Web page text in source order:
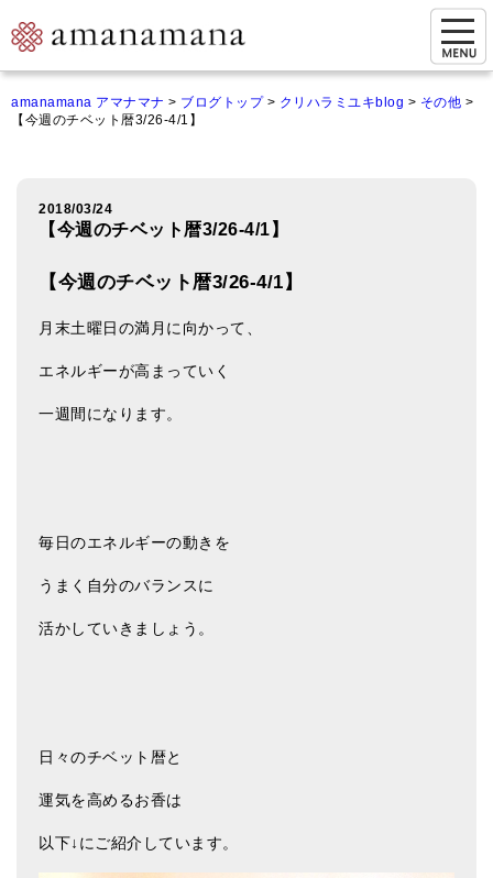
ご来店&購入
オンライン相談&購入
アマナマナのシンギングボウル
チベット・シンギングボウル
新・鍛造スペシャル
お得なアマナマナ・セット
特大シンギングボウル・特殊柄
スティック・マレット・リング（台座）
amanamana アマナマナ > ブログトップ> クリハラミユキblog > その他 >
【今週のチベット暦3/26-4/1】
2018/03/24
【今週のチベット暦3/26-4/1】
【今週のチベット暦3/26-4/1】
月末土曜日の満月に向かって、
エネルギーが高まっていく
一週間になります。
毎日のエネルギーの動きを
うまく自分のバランスに
活かしていきましょう。
日々のチベット暦と
運気を高めるお香は
以下↓にご紹介しています。